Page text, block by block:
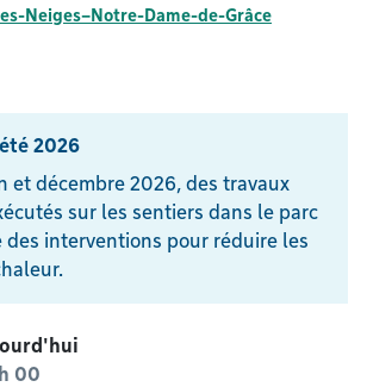
Neiges–Notre-Dame-de-Grâce
2026
et décembre 2026, des travaux
sur les sentiers dans le parc
des interventions pour réduire les
00